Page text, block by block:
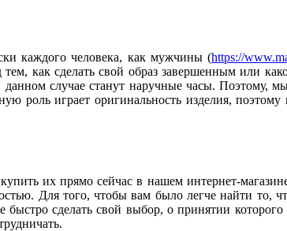
каждого человека, как мужчины (https://
как сделать свой образ завершенным или
случае станут наручные часы. Поэтому,
роль играет оригинальность изделия,
их прямо сейчас в нашем интернет-
Для того, чтобы вам было легче найти то,
сделать свой выбор, о принятии